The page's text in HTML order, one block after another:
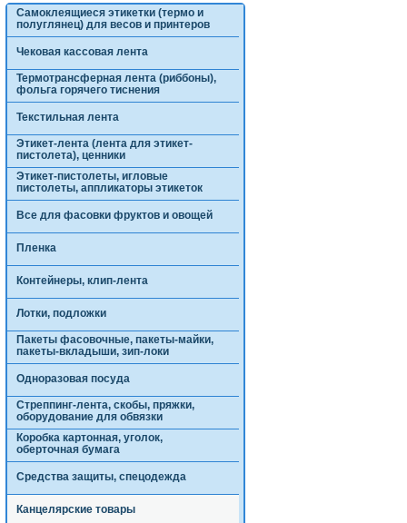
Самоклеящиеся этикетки (термо и
полуглянец) для весов и принтеров
Чековая кассовая лента
Термотрансферная лента (риббоны),
фольга горячего тиснения
Текстильная лента
Этикет-лента (лента для этикет-
пистолета), ценники
Этикет-пистолеты, игловые
пистолеты, аппликаторы этикеток
Все для фасовки фруктов и овощей
Пленка
Контейнеры, клип-лента
Лотки, подложки
Пакеты фасовочные, пакеты-майки,
пакеты-вкладыши, зип-локи
Одноразовая посуда
Стреппинг-лента, скобы, пряжки,
оборудование для обвязки
Коробка картонная, уголок,
оберточная бумага
Средства защиты, спецодежда
Канцелярские товары